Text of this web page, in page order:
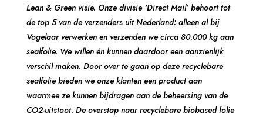
Lean & Green visie. Onze divisie ‘Direct Mail’ behoort tot
de top 5 van de verzenders uit Nederland: alleen al bij
Vogelaar verwerken en verzenden we circa 80.000 kg aan
sealfolie. We willen én kunnen daardoor een aanzienlijk
verschil maken. Door over te gaan op deze recyclebare
sealfolie bieden we onze klanten een product aan
waarmee ze kunnen bijdragen aan de beheersing van de
CO2-uitstoot. De overstap naar recyclebare biobased folie